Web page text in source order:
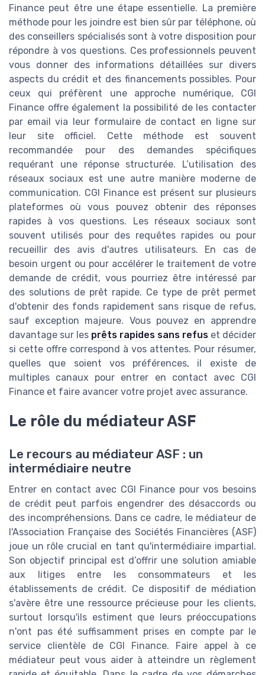
Finance peut être une étape essentielle. La première
méthode pour les joindre est bien sûr par téléphone, où
des conseillers spécialisés sont à votre disposition pour
répondre à vos questions. Ces professionnels peuvent
vous donner des informations détaillées sur divers
aspects du crédit et des financements possibles. Pour
ceux qui préfèrent une approche numérique, CGI
Finance offre également la possibilité de les contacter
par email via leur formulaire de contact en ligne sur
leur site officiel. Cette méthode est souvent
recommandée pour des demandes spécifiques
requérant une réponse structurée. L’utilisation des
réseaux sociaux est une autre manière moderne de
communication. CGI Finance est présent sur plusieurs
plateformes où vous pouvez obtenir des réponses
rapides à vos questions. Les réseaux sociaux sont
souvent utilisés pour des requêtes rapides ou pour
recueillir des avis d'autres utilisateurs. En cas de
besoin urgent ou pour accélérer le traitement de votre
demande de crédit, vous pourriez être intéressé par
des solutions de prêt rapide. Ce type de prêt permet
d'obtenir des fonds rapidement sans risque de refus,
sauf exception majeure. Vous pouvez en apprendre
davantage sur les prêts rapides sans refus et décider
si cette offre correspond à vos attentes. Pour résumer,
quelles que soient vos préférences, il existe de
multiples canaux pour entrer en contact avec CGI
Finance et faire avancer votre projet avec assurance.
Le rôle du médiateur ASF
Le recours au médiateur ASF : un
intermédiaire neutre
Entrer en contact avec CGI Finance pour vos besoins
de crédit peut parfois engendrer des désaccords ou
des incompréhensions. Dans ce cadre, le médiateur de
l'Association Française des Sociétés Financières (ASF)
joue un rôle crucial en tant qu'intermédiaire impartial.
Son objectif principal est d’offrir une solution amiable
aux litiges entre les consommateurs et les
établissements de crédit. Ce dispositif de médiation
s'avère être une ressource précieuse pour les clients,
surtout lorsqu'ils estiment que leurs préoccupations
n'ont pas été suffisamment prises en compte par le
service clientèle de CGI Finance. Faire appel à ce
médiateur peut vous aider à atteindre un règlement